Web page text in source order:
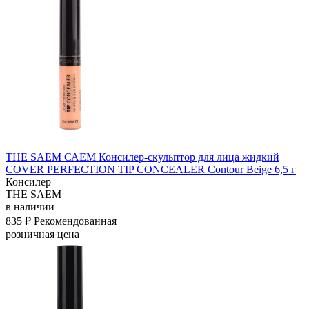
THE SAEM САЕМ Консилер-скульптор для лица жидкий
COVER PERFECTION TIP CONCEALER Contour Beige 6,5 г
Консилер
THE SAEM
в наличии
835 ₽ Рекомендованная
розничная цена